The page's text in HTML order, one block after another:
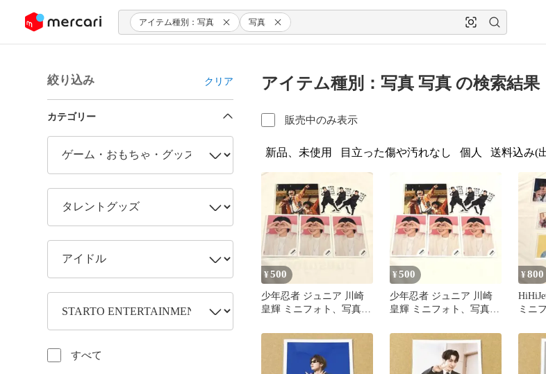
ツにスキップ アイテム種別：写真 写真
絞り込み クリア
カテゴリー
すべて
アイテム種別：写真 写真 の検索結果
販売中のみ表示
新品、未使用 目立った傷や汚れなし 個人 送料込み(
¥500
少年忍者 ジュニア 川崎
皇輝 ミニフォト、写真、
¥500
少年忍者 ジュニア 川崎
皇輝 ミニフォト、写真、
¥800
ミニ